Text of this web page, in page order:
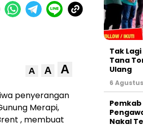
A A A
penyerangan
Merapi,
, membuat
Tak
Tana
Ulang
6
Nakal